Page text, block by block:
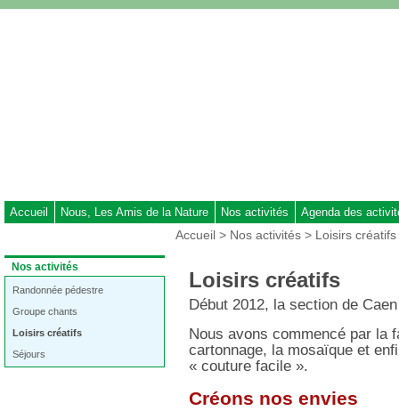
à
la
Accueil Nous, Les Amis de la Nature Nos activités Agenda des
Dans
la
rubrique
Nos activités
Randonnée pédestre
Groupe chants
Loisirs créatifs
Séjours
Vous
Accueil > Nos activités > Loisirs créatifs
Loisirs créatifs
Début 2012, la section de
Nous avons commencé par la
cartonnage, la mosaïque et
« couture facile ».
Créons nos envies